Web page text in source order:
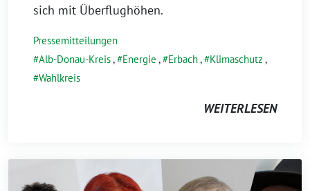
sich mit Überflughöhen.
Pressemitteilungen
Alb-Donau-Kreis, Energie , Erbach, Klimaschutz ,
Wahlkreis
WEITERLESEN